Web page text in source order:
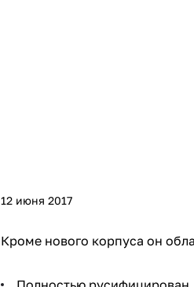
12 июня 2017
Кроме нового корпуса он